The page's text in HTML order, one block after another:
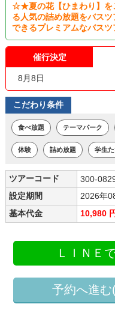
☆★夏の花【ひまわり】を
る人気の詰め放題をバス
できるプレミアムなバス
催行決定
8月8日
こだわり条件
食べ放題 テーマパーク
体験 詰め放題 学生
ツアーコード
300-
設定期間
2026年
基本代金
10,980
ＬＩＮＥ
予約へ進